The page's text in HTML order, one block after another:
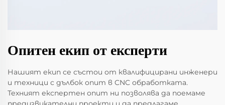
Опитен екип от експерти
Нашият екип се състои от квалифицирани инженери
и техници с дълбок опит в CNC обработката.
Техният експертен опит ни позволява да поемаме